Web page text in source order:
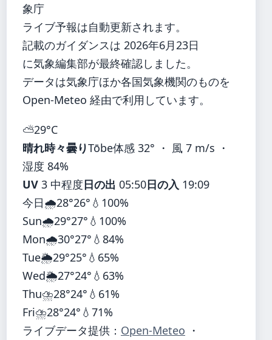
象庁
ライブ予報は自動更新されます。
記載のガイダンスは 2026年6月23日
に気象編集部が最終確認しました。
データは気象庁ほか各国気象機関のものを
Open-Meteo 経由で利用しています。
⛅29°C
晴れ時々曇りTōbe体感 32° ・ 風 7 m/s ・
湿度 84%
UV 3 中程度日の出 05:50日の入 19:09
今日🌧️28°26° 💧100%
Sun🌧️29°27° 💧100%
Mon🌧️30°27° 💧84%
Tue🌦️29°25° 💧65%
Wed🌦️27°24° 💧63%
Thu⛈️28°24° 💧61%
Fri⛈️28°24° 💧71%
ライブデータ提供： Open-Meteo ・